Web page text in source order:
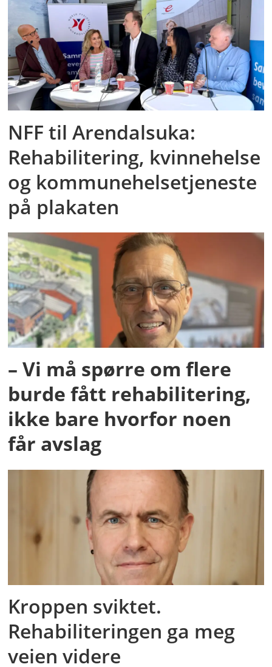
NFF til Arendalsuka:
Rehabilitering, kvinnehelse
og kommunehelsetjeneste
på plakaten
– Vi må spørre om flere
burde fått rehabilitering,
ikke bare hvorfor noen
får avslag
Kroppen sviktet.
Rehabiliteringen ga meg
veien videre